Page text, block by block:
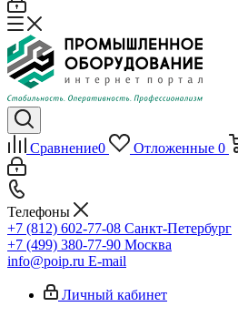
Сравнение0 Отложенные 0
Телефоны
+7 (812) 602-77-08 Санкт-Петербург
+7 (499) 380-77-90 Москва
info@poip.ru E-mail
Личный кабинет